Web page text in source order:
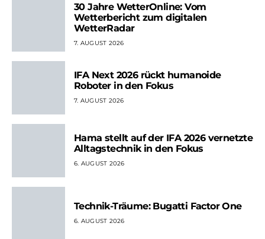
30 Jahre WetterOnline: Vom
Wetterbericht zum digitalen
WetterRadar
7. AUGUST 2026
IFA Next 2026 rückt humanoide
Roboter in den Fokus
7. AUGUST 2026
Hama stellt auf der IFA 2026 vernetzte
Alltagstechnik in den Fokus
6. AUGUST 2026
Technik-Träume: Bugatti Factor One
6. AUGUST 2026